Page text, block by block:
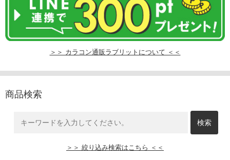
＞＞ カラコン通販ラブリットについて ＜＜
商品検索
＞＞ 絞り込み検索はこちら ＜＜